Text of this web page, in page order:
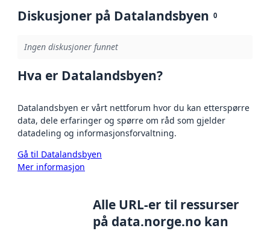
Diskusjoner på Datalandsbyen 0
Ingen diskusjoner funnet
Hva er Datalandsbyen?
Datalandsbyen er vårt nettforum hvor du kan etterspørre
data, dele erfaringer og spørre om råd som gjelder
datadeling og informasjonsforvaltning.
Gå til Datalandsbyen
Mer informasjon
Alle URL-er til ressurser
på data.norge.no kan